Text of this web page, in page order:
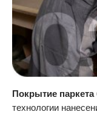
Покрытие паркета
технологии